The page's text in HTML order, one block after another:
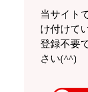
当サイト
け付けて
登録不要
さい(^^)